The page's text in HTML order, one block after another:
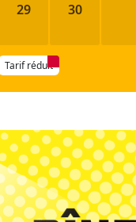
29 30
Tarif réduit